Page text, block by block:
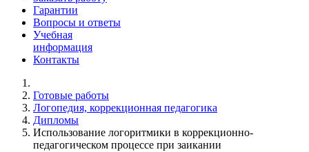
Гарантии
Вопросы и ответы
Учебная
информация
Контакты
Готовые работы
Логопедия, коррекционная педагогика
Дипломы
Использование логоритмики в коррекционно-
педагогическом процессе при заикании